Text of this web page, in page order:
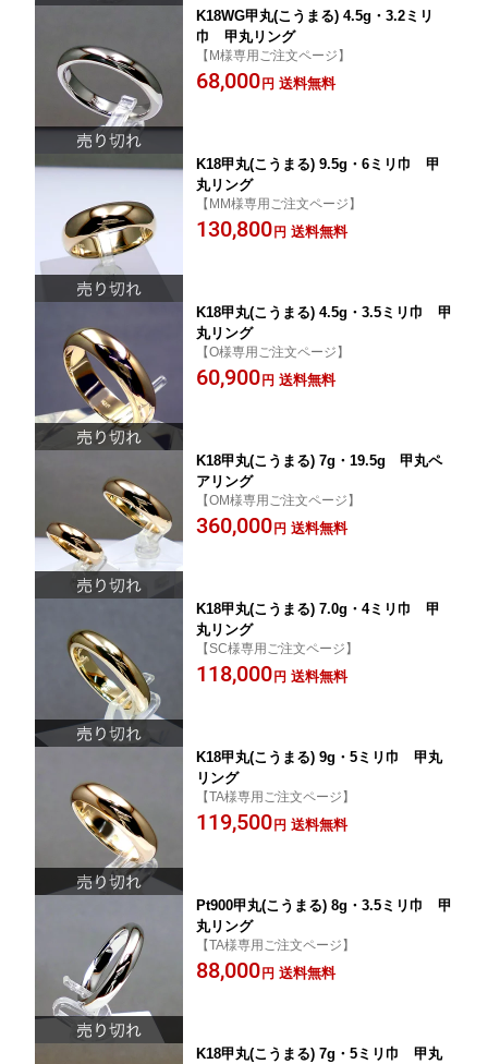
K18WG甲丸(こうまる) 4.5g・3.2ミリ
巾 甲丸リング
【M様専用ご注文ページ】
68,000円 送料無料
K18甲丸(こうまる) 9.5g・6ミリ巾 甲
丸リング
【MM様専用ご注文ページ】
130,800円 送料無料
K18甲丸(こうまる) 4.5g・3.5ミリ巾 甲
丸リング
【O様専用ご注文ページ】
60,900円 送料無料
K18甲丸(こうまる) 7g・19.5g 甲丸ペ
アリング
【OM様専用ご注文ページ】
360,000円 送料無料
K18甲丸(こうまる) 7.0g・4ミリ巾 甲
丸リング
【SC様専用ご注文ページ】
118,000円 送料無料
K18甲丸(こうまる) 9g・5ミリ巾 甲丸
リング
【TA様専用ご注文ページ】
119,500円 送料無料
Pt900甲丸(こうまる) 8g・3.5ミリ巾 甲
丸リング
【TA様専用ご注文ページ】
88,000円 送料無料
K18甲丸(こうまる) 7g・5ミリ巾 甲丸